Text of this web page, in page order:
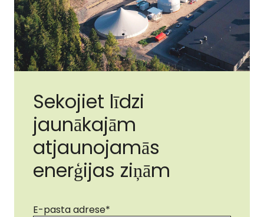
Sekojiet līdzi
jaunākajām
atjaunojamās
enerģijas ziņām
E-pasta adrese*